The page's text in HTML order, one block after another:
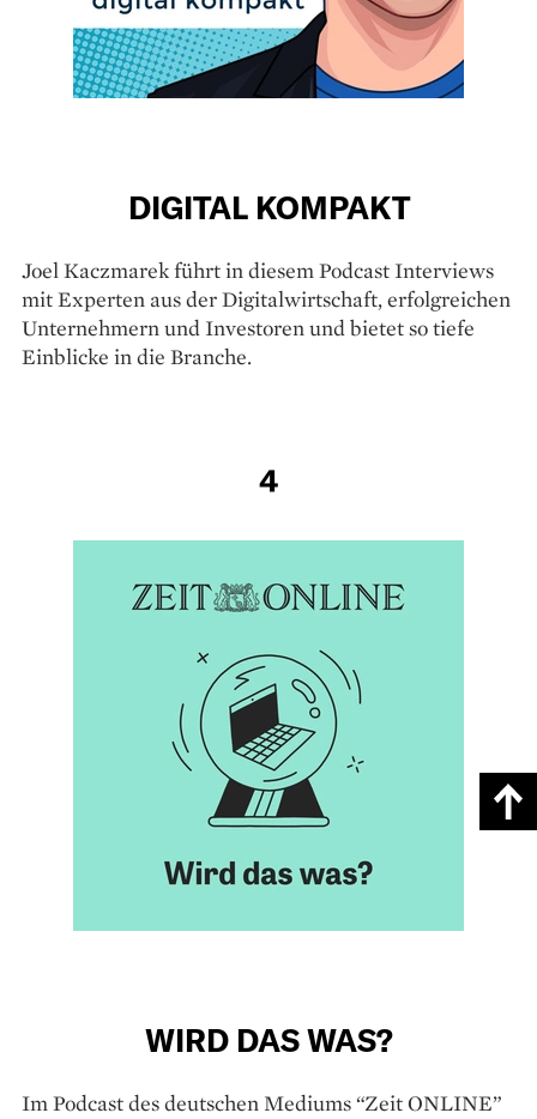
DIGITAL KOMPAKT
Joel Kaczmarek führt in diesem Podcast Interviews
mit Experten aus der Digitalwirtschaft, erfolgreichen
Unternehmern und Investoren und bietet so tiefe
Einblicke in die Branche.
4
WIRD DAS WAS?
Im Podcast des deutschen Mediums “Zeit ONLINE”